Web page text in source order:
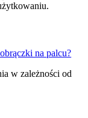
na palcu?
w zależności od